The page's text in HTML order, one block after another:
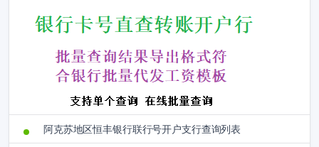
阿克苏地区恒丰银行联行号开户支行查询列表